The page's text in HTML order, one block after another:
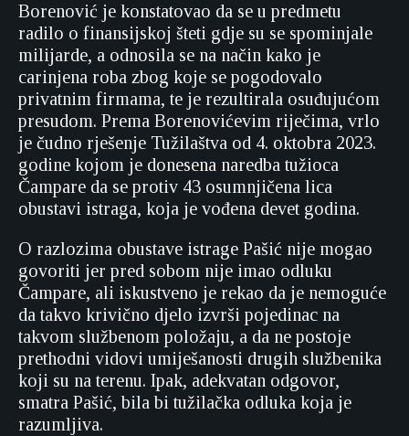
Borenović je konstatovao da se u predmetu
radilo o finansijskoj šteti gdje su se spominjale
milijarde, a odnosila se na način kako je
carinjena roba zbog koje se pogodovalo
privatnim firmama, te je rezultirala osuđujućom
presudom. Prema Borenovićevim riječima, vrlo
je čudno rješenje Tužilaštva od 4. oktobra 2023.
godine kojom je donesena naredba tužioca
Čampare da se protiv 43 osumnjičena lica
obustavi istraga, koja je vođena devet godina.
O razlozima obustave istrage Pašić nije mogao
govoriti jer pred sobom nije imao odluku
Čampare, ali iskustveno je rekao da je nemoguće
da takvo krivično djelo izvrši pojedinac na
takvom službenom položaju, a da ne postoje
prethodni vidovi umiješanosti drugih službenika
koji su na terenu. Ipak, adekvatan odgovor,
smatra Pašić, bila bi tužilačka odluka koja je
razumljiva.